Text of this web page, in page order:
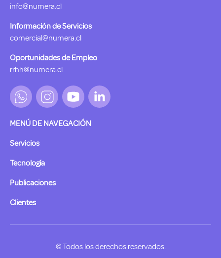
info@numera.cl
Información de Servicios
comercial@numera.cl
Oportunidades de Empleo
rrhh@numera.cl
MENÚ DE NAVEGACIÓN
Servicios
Tecnología
Publicaciones
Clientes
© Todos los derechos reservados.